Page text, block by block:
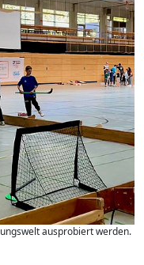
ausprobiert werden.